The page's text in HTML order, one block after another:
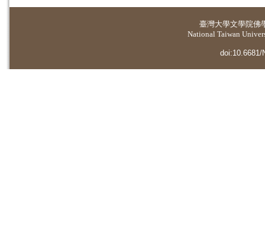
臺灣大學文學院佛
National Taiwan
doi:10.6681/